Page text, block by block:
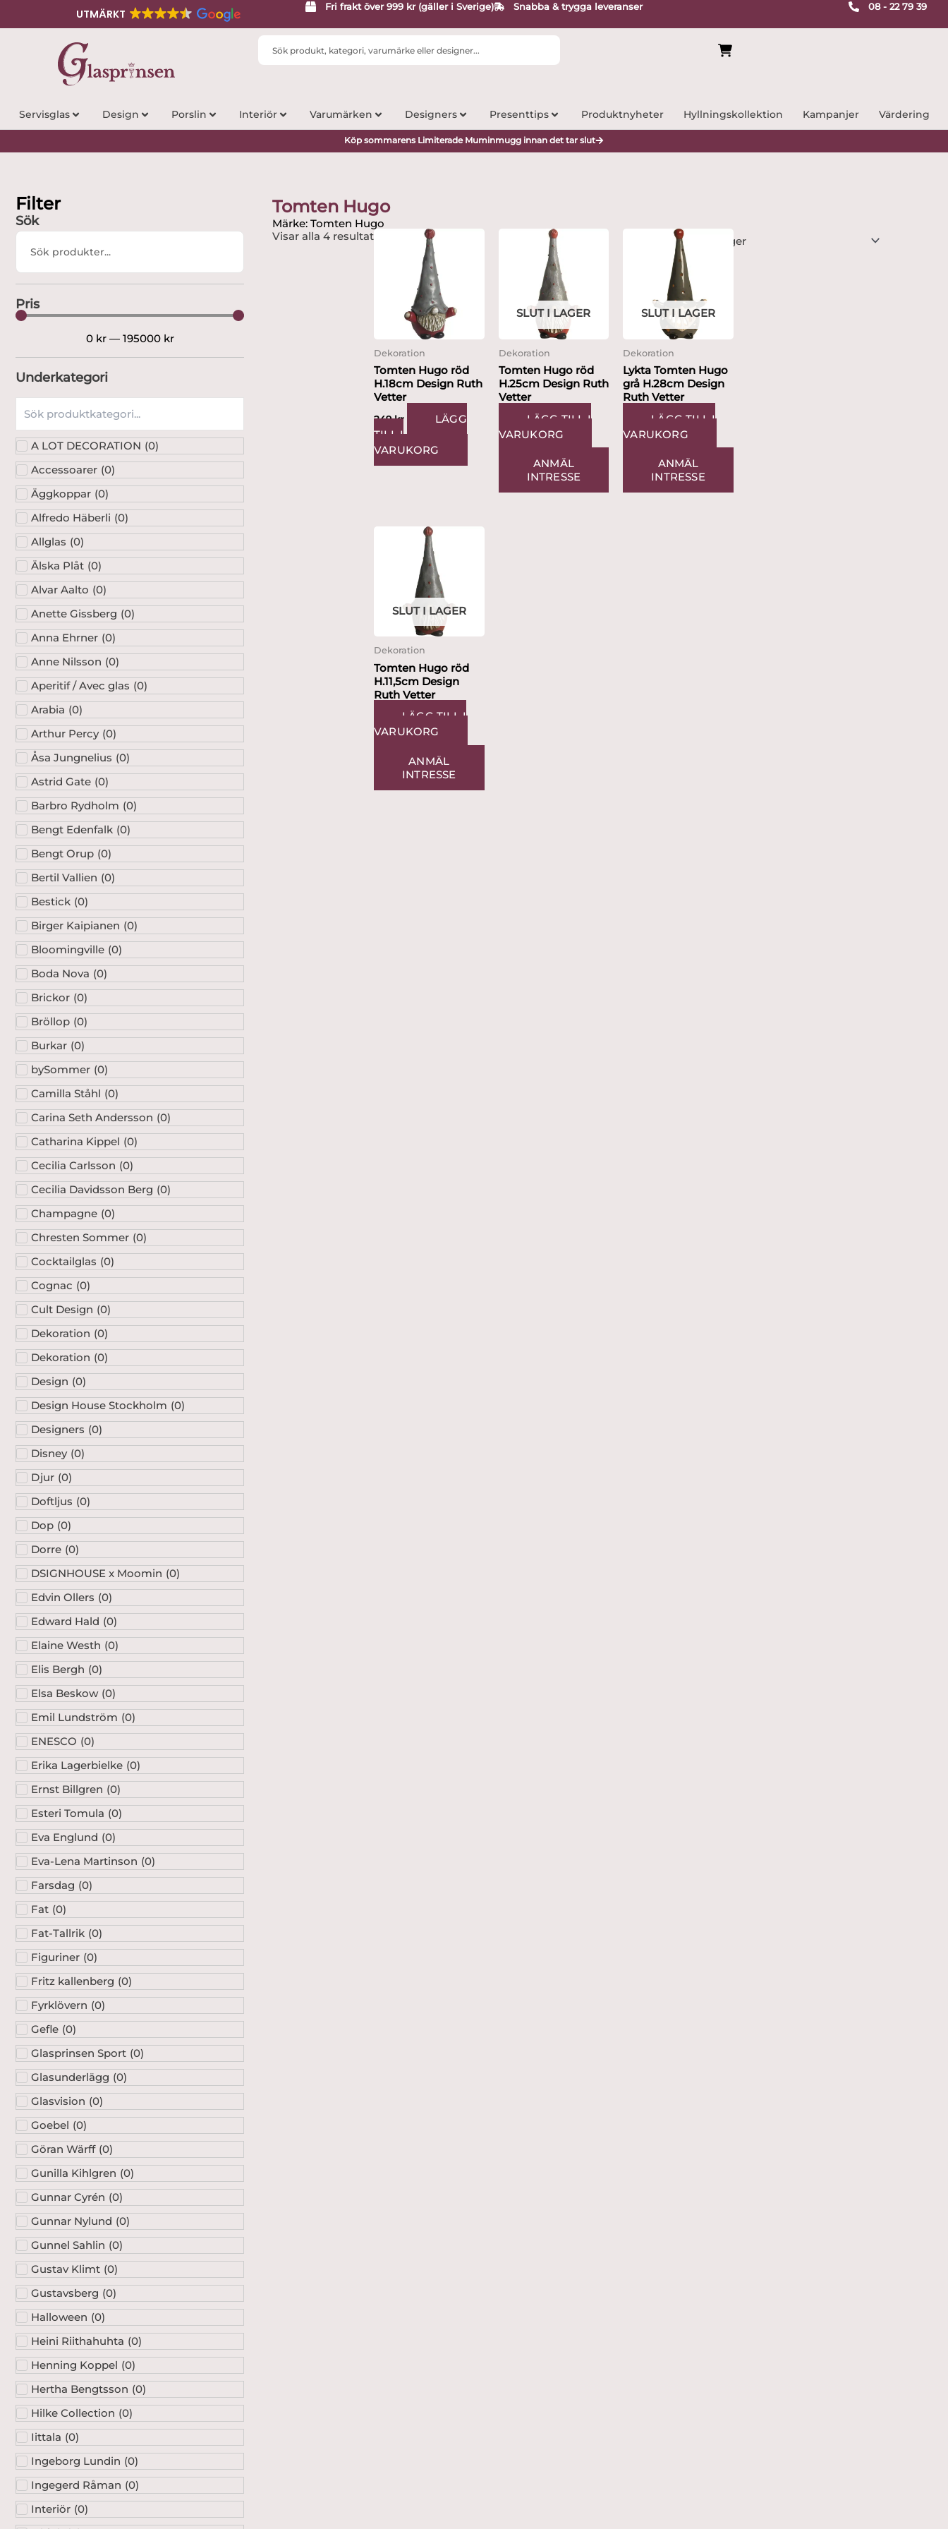
UTMÄRKT
Fri frakt över 999 kr (gäller i Sverige) Snabba & trygga leveranser 08 - 22 79 39
Search
Servisglas Design Porslin Interiör Varumärken Designers Presenttips Produktnyheter Hyllningskollektion Kampanjer Värdering
Köp sommarens Limiterade Muminmugg innan det tar slut
Filter
Sök
Search
Pris
0 kr— 195000 kr
Underkategori
A LOT DECORATION (0)
Accessoarer (0)
Äggkoppar (0)
Alfredo Häberli (0)
Allglas (0)
Älska Plåt (0)
Alvar Aalto (0)
Anette Gissberg (0)
Anna Ehrner (0)
Anne Nilsson (0)
Aperitif / Avec glas (0)
Arabia (0)
Arthur Percy (0)
Åsa Jungnelius (0)
Astrid Gate (0)
Barbro Rydholm (0)
Bengt Edenfalk (0)
Bengt Orup (0)
Bertil Vallien (0)
Bestick (0)
Birger Kaipianen (0)
Bloomingville (0)
Boda Nova (0)
Brickor (0)
Bröllop (0)
Burkar (0)
bySommer (0)
Camilla Ståhl (0)
Carina Seth Andersson (0)
Catharina Kippel (0)
Cecilia Carlsson (0)
Cecilia Davidsson Berg (0)
Champagne (0)
Chresten Sommer (0)
Cocktailglas (0)
Cognac (0)
Cult Design (0)
Dekoration (0)
Dekoration (0)
Design (0)
Design House Stockholm (0)
Designers (0)
Disney (0)
Djur (0)
Doftljus (0)
Dop (0)
Dorre (0)
DSIGNHOUSE x Moomin (0)
Edvin Ollers (0)
Edward Hald (0)
Elaine Westh (0)
Elis Bergh (0)
Elsa Beskow (0)
Emil Lundström (0)
ENESCO (0)
Erika Lagerbielke (0)
Ernst Billgren (0)
Esteri Tomula (0)
Eva Englund (0)
Eva-Lena Martinson (0)
Farsdag (0)
Fat (0)
Fat-Tallrik (0)
Figuriner (0)
Fritz kallenberg (0)
Fyrklövern (0)
Gefle (0)
Glasprinsen Sport (0)
Glasunderlägg (0)
Glasvision (0)
Goebel (0)
Göran Wärff (0)
Gunilla Kihlgren (0)
Gunnar Cyrén (0)
Gunnar Nylund (0)
Gunnel Sahlin (0)
Gustav Klimt (0)
Gustavsberg (0)
Halloween (0)
Heini Riithahuhta (0)
Henning Koppel (0)
Hertha Bengtsson (0)
Hilke Collection (0)
Iittala (0)
Ingeborg Lundin (0)
Ingegerd Råman (0)
Interiör (0)
Tomten Hugo
Märke: Tomten Hugo
Visar alla 4 resultat
Dekoration
Tomten Hugo röd
H.18cm Design Ruth
Vetter
249kr
LÄGG
TILL I
VARUKORG
SLUT I LAGER
Dekoration
Tomten Hugo röd
H.25cm Design Ruth
Vetter
LÄGG TILL I
VARUKORG
ANMÄL
INTRESSE
SLUT I LAGER
Dekoration
Lykta Tomten Hugo
grå H.28cm Design
Ruth Vetter
LÄGG TILL I
VARUKORG
ANMÄL
INTRESSE
SLUT I LAGER
Dekoration
Tomten Hugo röd
H.11,5cm Design
Ruth Vetter
LÄGG TILL I
VARUKORG
ANMÄL
INTRESSE